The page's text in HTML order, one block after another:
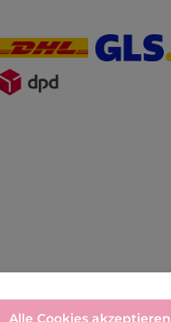
Alle Cookies akzeptieren